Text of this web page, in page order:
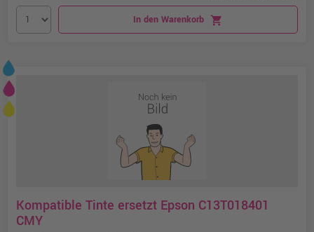
In den Warenkorb shopping_cart
Kompatible Tinte ersetzt Epson C13T018401
CMY